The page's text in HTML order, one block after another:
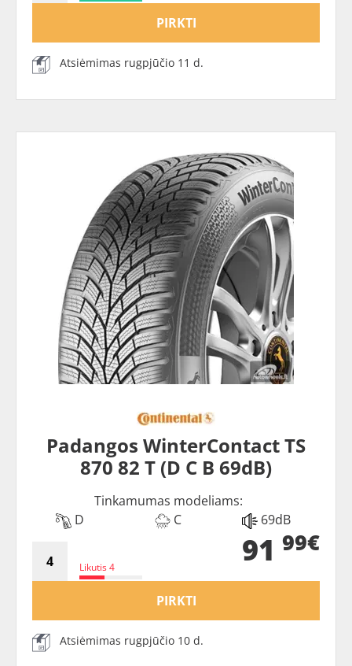
PIRKTI
Atsiėmimas rugpjūčio 11 d.
Padangos WinterContact TS
870 82 T (D C B 69dB)
Tinkamumas modeliams:
D
C 69dB
Likutis 4 91 99€
PIRKTI
Atsiėmimas rugpjūčio 10 d.